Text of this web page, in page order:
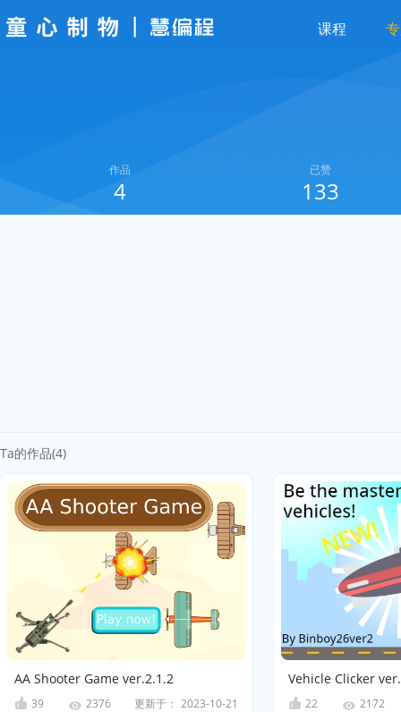
课程
作品
4
已赞
133
Ta的作品(4)
AA Shooter Game ver.2.1.2
39 2376 更新于： 2023-10-21
Vehicle Clicker
22 2172